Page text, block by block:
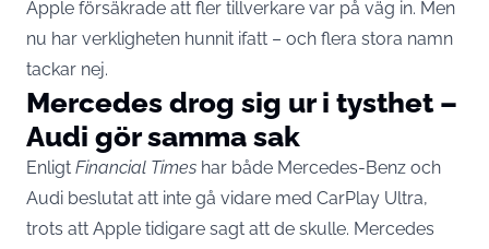
Apple försäkrade att fler tillverkare var på väg in. Men
nu har verkligheten hunnit ifatt – och flera stora namn
tackar nej.
Mercedes drog sig ur i tysthet –
Audi gör samma sak
Enligt Financial Times har både Mercedes-Benz och
Audi beslutat att inte gå vidare med CarPlay Ultra,
trots att Apple tidigare sagt att de skulle. Mercedes